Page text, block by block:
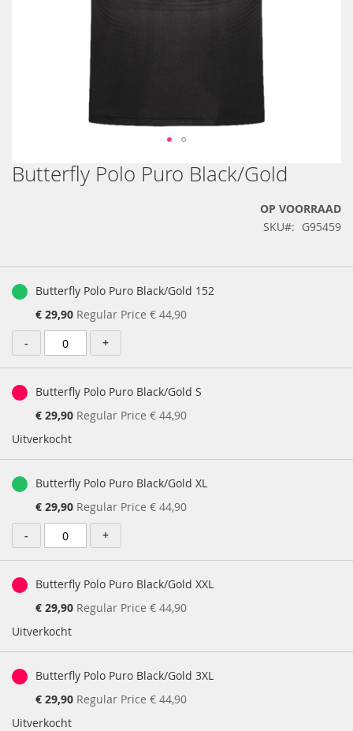
Ga
naar
afbeeldingen-
gallerij
Butterfly Polo Puro Black/Gold
OP VOORRAAD
SKU
G95459
productartikelen
Butterfly Polo Puro Black/Gold 152
Special
Price
€ 29,90 Regular Price € 44,90
-
+
Butterfly Polo Puro Black/Gold S
Special
€ 29,90 Regular Price € 44,90
Uitverkocht
Butterfly Polo Puro Black/Gold XL
Special
Price
€ 29,90 Regular Price € 44,90
-
+
Butterfly Polo Puro Black/Gold XXL
Special
€ 29,90 Regular Price € 44,90
Uitverkocht
Butterfly Polo Puro Black/Gold 3XL
Special
€ 29,90 Regular Price € 44,90
Uitverkocht